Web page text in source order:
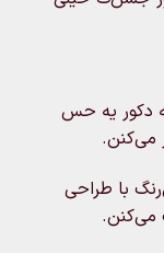
دکور یه حس
می‌کنن.
با طراحی
می‌کنن.